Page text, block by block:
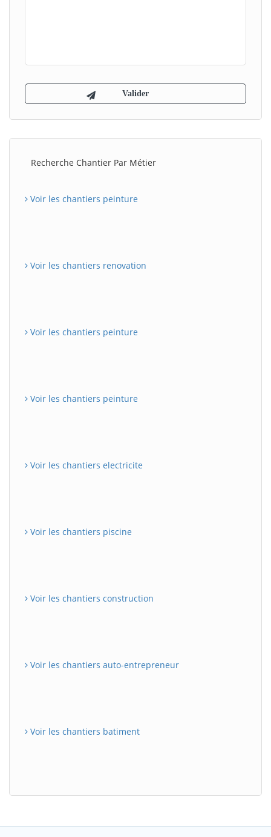
Recherche Chantier Par Métier
Voir les chantiers peinture
Voir les chantiers renovation
Voir les chantiers peinture
Voir les chantiers peinture
Voir les chantiers electricite
Voir les chantiers piscine
Voir les chantiers construction
Voir les chantiers auto-entrepreneur
Voir les chantiers batiment